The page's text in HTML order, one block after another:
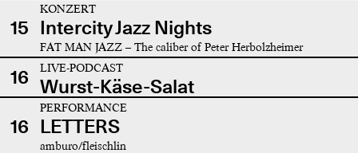
15
KONZERT
Intercity Jazz Nights
FAT MAN JAZZ – The caliber of Peter Herbolzheimer
16 LIVE-PODCAST
Wurst-Käse-Salat
16
PERFORMANCE
LETTERS
amburo/fleischlin